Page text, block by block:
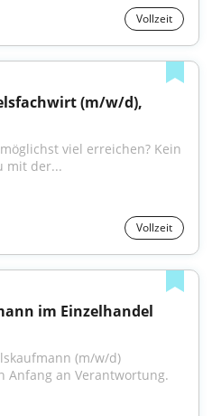
Vollzeit
(m/w/d),
viel erreichen? Kein
mit der...
Vollzeit
im Einzelhandel
(m/w/d)
Anfang an Verantwortung.